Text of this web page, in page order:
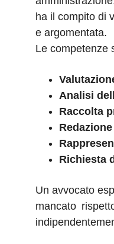
ha il compito di
e argomentata.
Le competenze
Analisi
Raccolta
Richiesta
Un avvocato
mancato